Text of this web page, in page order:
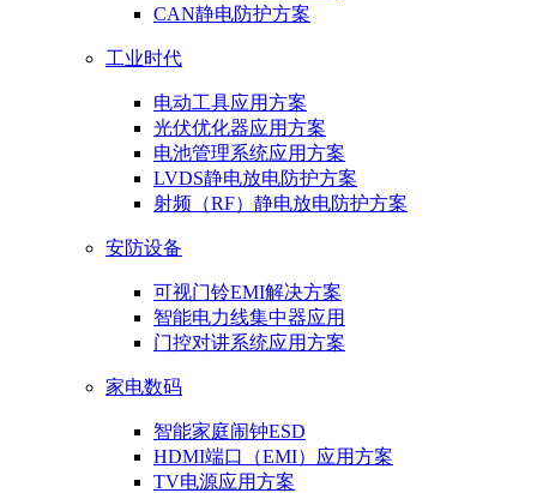
CAN静电防护方案
工业时代
电动工具应用方案
光伏优化器应用方案
电池管理系统应用方案
LVDS静电放电防护方案
射频（RF）静电放电防护方案
安防设备
可视门铃EMI解决方案
智能电力线集中器应用
门控对讲系统应用方案
家电数码
智能家庭闹钟ESD
HDMI端口（EMI）应用方案
TV电源应用方案